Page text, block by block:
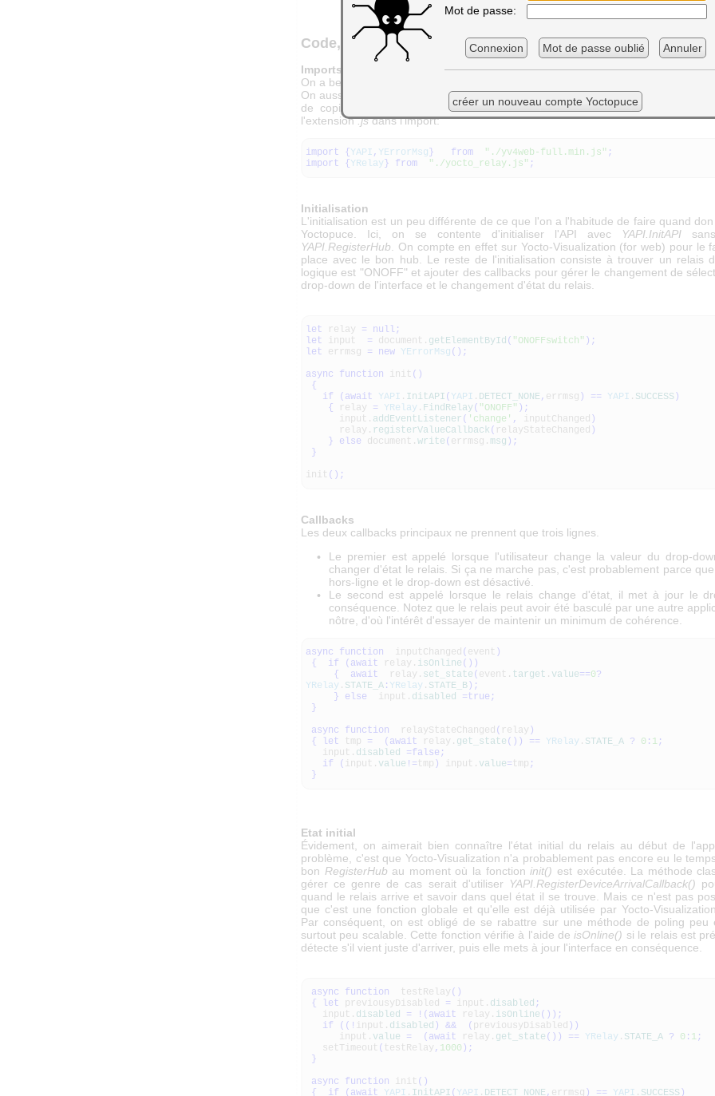
Mot de passe:
Connexion Mot de passe oublié Annuler
créer un nouveau compte Yoctopuce
Code, partie Javascript
Imports
On a besoin des classes
On aussi besoin de la classeYRelayqui se trouve dans le fichieryocto_relay.js
de copier sur le hub. Peu importe que le fichier soit compressé au non, il
l'extension.jsdans l'import:
import {YAPI , YErrorMsg} from "./yv4web-full.min.js" ;
import
{YRelay} from "./yocto_relay.js" ;
Initialisation
L'initialisation est un peu différente de ce que l'on a l'habitude de faire quand
Yoctopuce. Ici, on se contente d'initialiser l'API avec
YAPI.InitAPI
YAPI.RegisterHub . On compte en effet sur Yocto-Visualization (for web) pour le
place avec le bon hub. Le reste de l'initialisation consiste à trouver un relais
logique est "ONOFF" et ajouter des callbacks pour gérer le changement de
drop-down de l'interface et le changement d'état du relais.
let relay = null ;
let input = document. getElementById ( "ONOFFswitch" ) ;
let errmsg = new YErrorMsg ( ) ;
async
function init ( )
{
if
( await YAPI . InitAPI ( YAPI . DETECT_NONE, errmsg ) == YAPI . SUCCESS)
{ relay = YRelay . FindRelay( "ONOFF" ) ;
input. addEventListener ( 'change' , inputChanged )
relay. registerValueCallback ( relayStateChanged )
}
else document. write ( errmsg. msg ) ;
}
init ( ) ;
Callbacks
Les deux callbacks principaux ne prennent que trois lignes.
Le premier est appelé lorsque l'utilisateur change la valeur du drop-
changer d'état le relais. Si ça ne marche pas, c'est probablement parce
hors-ligne et le drop-down est désactivé.
Le second est appelé lorsque le relais change d'état, il met à jour le
conséquence. Notez que le relais peut avoir été basculé par une autre
nôtre, d'où l'intérêt d'essayer de maintenir un minimum de cohérence.
async function inputChanged ( event )
{
if ( await relay. isOnline ( ) )
{
await relay. set_state ( event. target . value==0?
YRelay . STATE_A : YRelay . STATE_B) ;
}
else input. disabled =true ;
}
async
function relayStateChanged ( relay )
{
let tmp = ( await relay. get_state ( ) ) == YRelay . STATE_A ? 0 : 1;
input. disabled =false ;
if
( input. value != tmp ) input. value= tmp ;
}
Etat initial
Évidement, on aimerait bien connaître l'état initial du relais au début de
problème, c'est que Yocto-Visualization n'a probablement pas encore eu le
bon RegisterHub au moment où la fonctioninit() est exécutée. La méthode
gérer ce genre de cas serait d'utiliser
YAPI.RegisterDeviceArrivalCallback()
quand le relais arrive et savoir dans quel état il se trouve. Mais ce n'est pas
que c'est une fonction globale et qu'elle est déjà utilisée par Yocto-
Par conséquent, on est obligé de se rabattre sur une méthode de poling peu
surtout peu scalable. Cette fonction vérifie à l'aide deisOnline() si le relais est
détecte s'il vient juste d'arriver, puis elle mets à jour l'interface en conséquence.
async function testRelay ( )
{
let previousyDisabled = input. disabled ;
input. disabled = ! ( await relay. isOnline ( ) ) ;
if
( ( ! input. disabled ) && ( previousyDisabled ) )
input. value = ( await relay. get_state ( ) ) == YRelay . STATE_A ? 0 : 1;
setTimeout ( testRelay , 1000 ) ;
}
async
function init ( )
{
if ( await YAPI . InitAPI ( YAPI . DETECT_NONE, errmsg ) == YAPI . SUCCESS)